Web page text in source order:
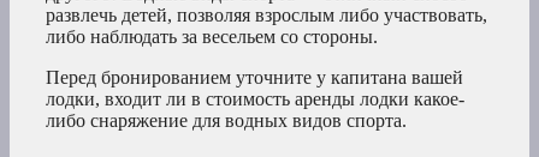
развлечь детей, позволяя взрослым либо участвовать,
либо наблюдать за весельем со стороны.
Перед бронированием уточните у капитана вашей
лодки, входит ли в стоимость аренды лодки какое-
либо снаряжение для водных видов спорта.